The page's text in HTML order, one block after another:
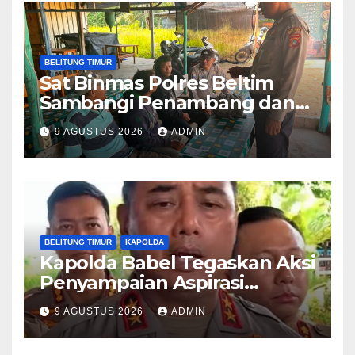
BELITUNG TIMUR
Sat Binmas Polres Beltim
Sambangi Penambang dan
Sampaikan Imbauan
Kamtibmas
9 AGUSTUS 2026 ADMIN
BELITUNG TIMUR KAPOLDA
Kapolda Babel Tegaskan Aksi
Penyampaian Aspirasi
Dilindungi UU,Pelaku Anarkis
di Kantor PT Timah Diproses
Hukum
9 AGUSTUS 2026 ADMIN